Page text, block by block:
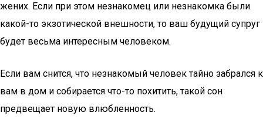
жених. Если при этом незнакомец или незнакомка были
какой-то экзотической внешности, то ваш будущий супруг
будет весьма интересным человеком.
Если вам снится, что незнакомый человек тайно забрался к
вам в дом и собирается что-то похитить, такой сон
предвещает новую влюбленность.